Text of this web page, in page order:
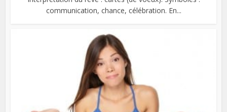
communication, chance, célébration. En...